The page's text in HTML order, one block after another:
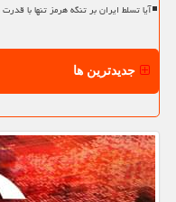
آیا تسلط ایران بر تنگه هرمز تنها با
جدیدترین ها